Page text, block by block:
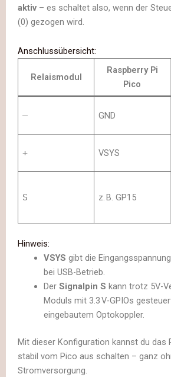
aktiv – es schaltet also, wenn der
(0) gezogen wird.
Anschlussübersicht:
Relaismodul
Raspberry Pi
Pico
– GND
+ VSYS
S z. B. GP15
Hinweis:
VSYS gibt die
bei USB-Betrieb.
Der Signalpin S kann trotz 5V-
Moduls mit 3.3 V-GPIOs
eingebautem Optokoppler.
Mit dieser Konfiguration kannst du das
stabil vom Pico aus schalten – ganz
Stromversorgung.